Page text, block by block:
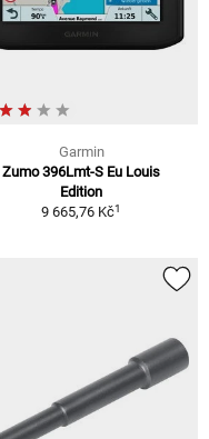
Garmin
Zumo 396Lmt-S Eu Louis
Edition
9 665,76 Kč1